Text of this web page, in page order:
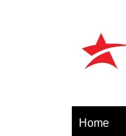
Home